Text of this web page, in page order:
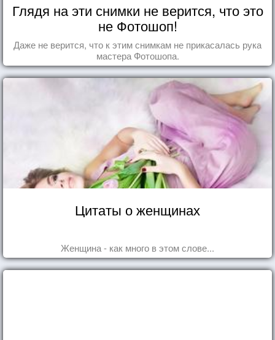
Глядя на эти снимки не верится, что это
не Фотошоп!
Даже не верится, что к этим снимкам не прикасалась рука
мастера Фотошопа.
Цитаты о женщинах
Женщина - как много в этом слове...